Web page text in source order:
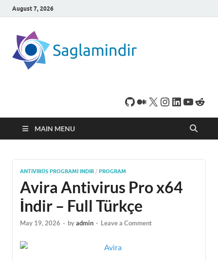
August 7, 2026
indirebileceğiniz sade
bir indirme sitesidir.
MAIN MENU
ANTIVIRÜS PROGRAMI INDIR / PROGRAM
Avira Antivirus Pro x64
İndir – Full Türkçe
May 19, 2026 - byadmin - Leave a Comment